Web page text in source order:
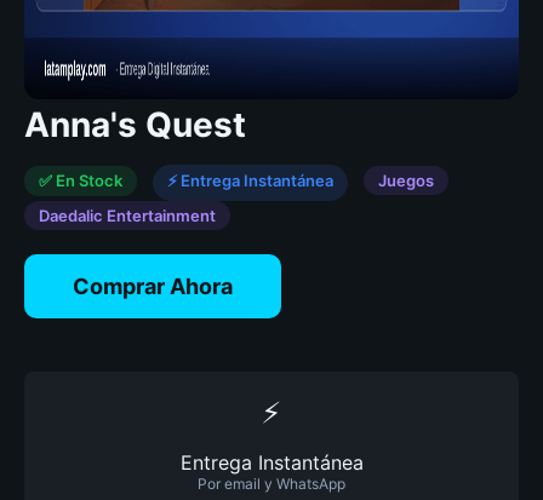
Anna's Quest
✅ En Stock ⚡ Entrega Instantánea
Juegos
Daedalic Entertainment
Comprar Ahora
⚡
Entrega Instantánea
Por email y WhatsApp